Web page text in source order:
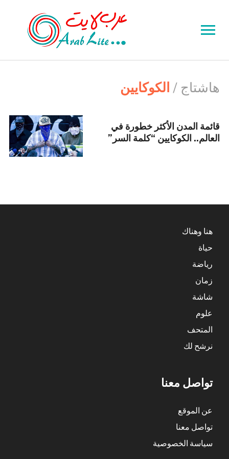
Toggle
navigation
هاشتاج / الكوكايين
قائمة المدن الأكثر خطورة في
العالم.. الكوكايين “كلمة السر”
هنا وهناك
حياة
رياضة
زمان
شاشة
علوم
المتحف
نرشح لك
تواصل معنا
عن الموقع
تواصل معنا
سياسة الخصوصية